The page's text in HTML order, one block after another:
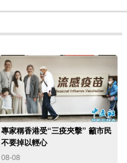
專家稱香港受“三疫夾擊” 籲市民
不要掉以輕心
08-08